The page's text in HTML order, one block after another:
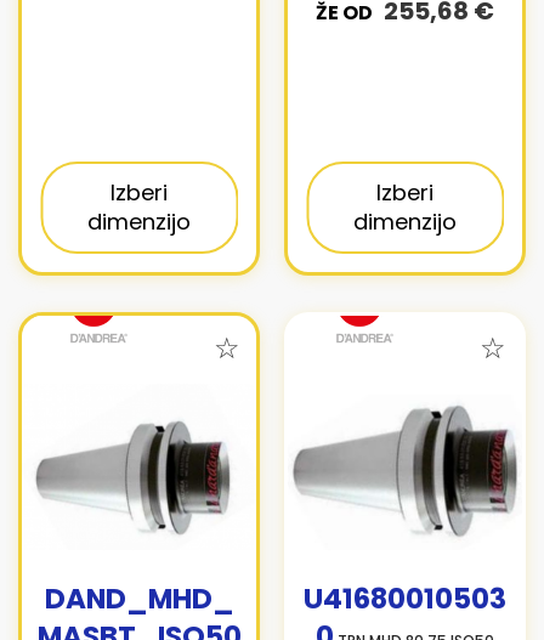
Izberi
dimenzijo
ŽE OD 255,68 €
Izberi
dimenzijo
DAND_MHD_
U41680010503